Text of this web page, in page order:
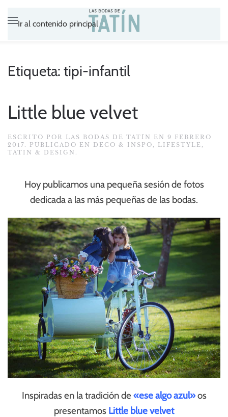
Ir al contenido principal
Etiqueta: tipi-infantil
Little blue velvet
ESCRITO POR LAS BODAS DE TATÍN EN 9 FEBRERO
2017. PUBLICADO EN DECO & INSPO , LIFESTYLE ,
TATIN & DESIGN .
Hoy publicamos una pequeña sesión de fotos
dedicada a las más pequeñas de las bodas.
Inspiradas en la tradición de «ese algo azul»os
presentamos Little blue velvet